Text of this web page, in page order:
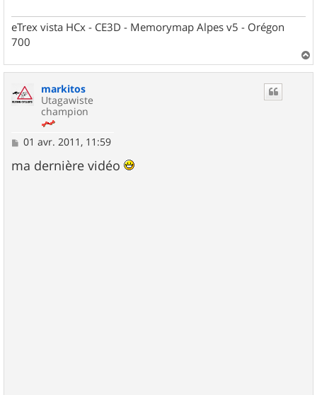
eTrex vista HCx - CE3D - Memorymap Alpes v5 - Orégon
700
a
markitos
Utagawiste
champion
M
s
s
01 avr. 2011, 11:59
ma dernière vidéo